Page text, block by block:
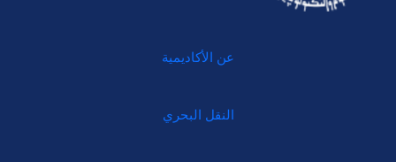
عن الأكاديمية
النقل البحري